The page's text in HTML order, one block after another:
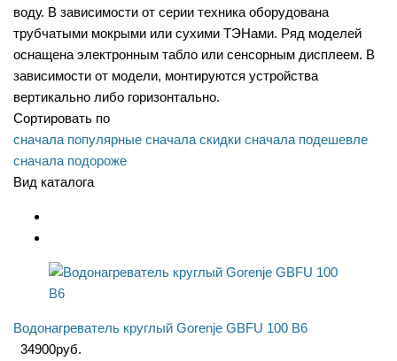
воду. В зависимости от серии техника оборудована
трубчатыми мокрыми или сухими ТЭНами. Ряд моделей
оснащена электронным табло или сенсорным дисплеем. В
зависимости от модели, монтируются устройства
вертикально либо горизонтально.
Сортировать по
сначала популярные сначала скидки сначала подешевле
сначала подороже
Вид каталога
Водонагреватель круглый Gorenje GBFU 100 B6
34900руб.